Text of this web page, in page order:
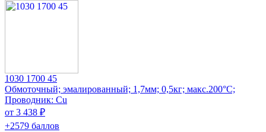
1030 1700 45
Обмоточный; эмалированный; 1,7мм; 0,5кг; макс.200°C;
Проводник: Cu
от 3 438 ₽
+2579 баллов